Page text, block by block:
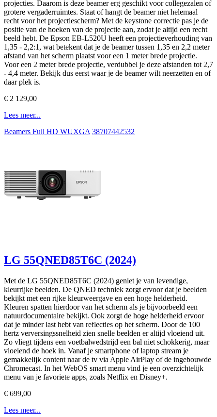
projecties. Daarom is deze beamer erg geschikt voor collegezalen of
grotere vergaderruimtes. Staat of hangt de beamer niet helemaal
recht voor het projectiescherm? Met de keystone correctie pas je de
positie van de hoeken van de projectie aan, zodat je altijd een recht
beeld hebt. De Epson EB-L520U heeft een projectieverhouding van
1,35 - 2,2:1, wat betekent dat je de beamer tussen 1,35 en 2,2 meter
afstand van het scherm plaatst voor een 1 meter brede projectie.
Voor een 2 meter brede projectie, verdubbel je deze afstanden tot 2,7
- 4,4 meter. Bekijk dus eerst waar je de beamer wilt neerzetten en of
daar plek is.
€ 2 129,00
Lees meer...
Beamers Full HD WUXGA 38707442532
LG 55QNED85T6C (2024)
Met de LG 55QNED85T6C (2024) geniet je van levendige,
kleurrijke beelden. De QNED techniek zorgt ervoor dat je beelden
bekijkt met een rijke kleurweergave en een hoge helderheid.
Kleuren spatten hierdoor van het scherm als je bijvoorbeeld een
natuurdocumentaire bekijkt. Ook zorgt de hoge helderheid ervoor
dat je minder last hebt van reflecties op het scherm. Door de 100
hertz verversingssnelheid zien snelle beelden er altijd vloeiend uit.
Zo vliegt tijdens een voetbalwedstrijd een bal niet schokkerig, maar
vloeiend de hoek in. Vanaf je smartphone of laptop stream je
gemakkelijk content naar de tv via Apple AirPlay of de ingebouwde
Chromecast. In het WebOS smart menu vind je een overzichtelijk
menu van je favoriete apps, zoals Netflix en Disney+.
€ 699,00
Lees meer...